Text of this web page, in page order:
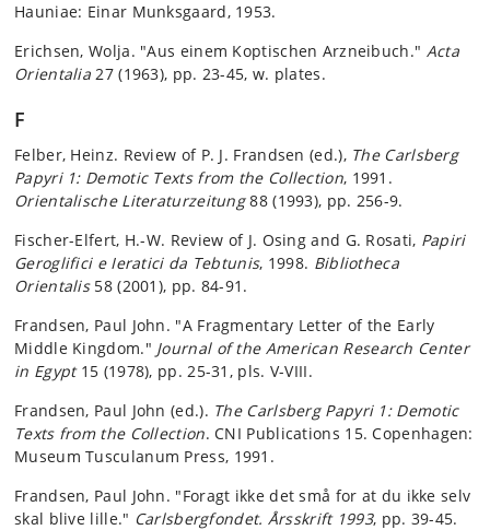
Hauniae: Einar Munksgaard, 1953.
Erichsen, Wolja. "Aus einem Koptischen Arzneibuch." Acta
Orientalia 27 (1963), pp. 23-45, w. plates.
F
Felber, Heinz. Review of P. J. Frandsen (ed.), The Carlsberg
Papyri 1: Demotic Texts from the Collection, 1991.
Orientalische Literaturzeitung88 (1993), pp. 256-9.
Fischer-Elfert, H.-W. Review of J. Osing and G. Rosati, Papiri
Geroglifici e Ieratici da Tebtunis, 1998. Bibliotheca
Orientalis58 (2001), pp. 84-91.
Frandsen, Paul John. "A Fragmentary Letter of the Early
Middle Kingdom." Journal of the American Research Center
in Egypt15 (1978), pp. 25-31, pls. V-VIII.
Frandsen, Paul John (ed.). The Carlsberg Papyri 1: Demotic
Texts from the Collection. CNI Publications 15. Copenhagen:
Museum Tusculanum Press, 1991.
Frandsen, Paul John. "Foragt ikke det små for at du ikke selv
skal blive lille." Carlsbergfondet. Årsskrift 1993, pp. 39-45.